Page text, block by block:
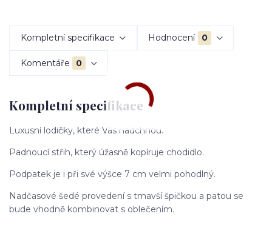
Kompletní specifikace Hodnocení 0
Komentáře 0
Kompletní specifikace
Luxusní lodičky, které Vás nadchnou.
Padnoucí střih, který úžasně kopíruje chodidlo.
Podpatek je i při své výšce 7 cm velmi pohodlný.
Nadčasové šedé provedení s tmavší špičkou a patou se
bude vhodně kombinovat s oblečením.